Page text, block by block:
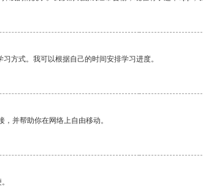
方式。我可以根据自己的时间安排学习进度。
并帮助你在网络上自由移动。